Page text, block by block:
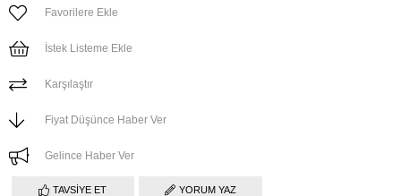
Favorilere Ekle
İstek Listeme Ekle
Karşılaştır
Fiyat Düşünce Haber Ver
Gelince Haber Ver
TAVSIYE ET YORUM YAZ